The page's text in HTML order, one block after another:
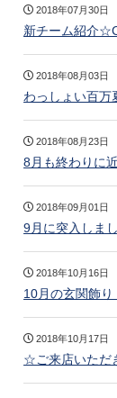
2018年07月30日
新チーム紹介
2018年08月03日
わっしょい百
2018年08月23日
8月も終わりに
2018年09月01日
9月に突入しま
2018年10月16日
10月の玄関飾
2018年10月17日
☆ご来店いただ